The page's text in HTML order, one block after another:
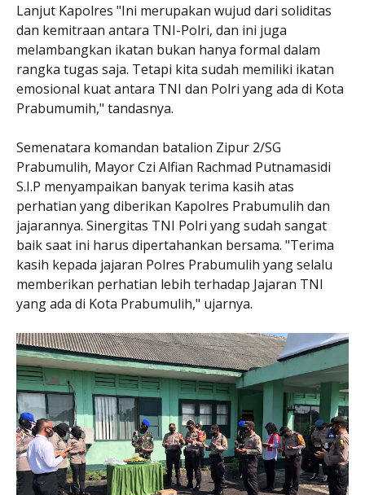
Lanjut Kapolres "Ini merupakan wujud dari soliditas
dan kemitraan antara TNI-Polri, dan ini juga
melambangkan ikatan bukan hanya formal dalam
rangka tugas saja. Tetapi kita sudah memiliki ikatan
emosional kuat antara TNI dan Polri yang ada di Kota
Prabumumih," tandasnya.
Semenatara komandan batalion Zipur 2/SG
Prabumulih, Mayor Czi Alfian Rachmad Putnamasidi
S.I.P menyampaikan banyak terima kasih atas
perhatian yang diberikan Kapolres Prabumulih dan
jajarannya. Sinergitas TNI Polri yang sudah sangat
baik saat ini harus dipertahankan bersama. "Terima
kasih kepada jajaran Polres Prabumulih yang selalu
memberikan perhatian lebih terhadap Jajaran TNI
yang ada di Kota Prabumulih," ujarnya.